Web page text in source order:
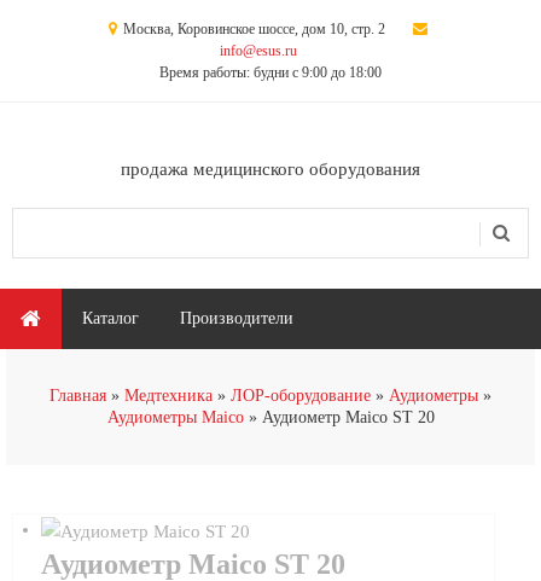
Москва, Коровинское шоссе, дом 10, стр. 2
info@esus.ru
Время работы: будни с 9:00 до 18:00
продажа медицинского оборудования
Главное меню
Каталог Производители
Главная Медтехника ЛОР-оборудование
Аудиометры
Аудиометры Maico
Аудиометр Maico ST 20
Аудиометр Maico ST 20